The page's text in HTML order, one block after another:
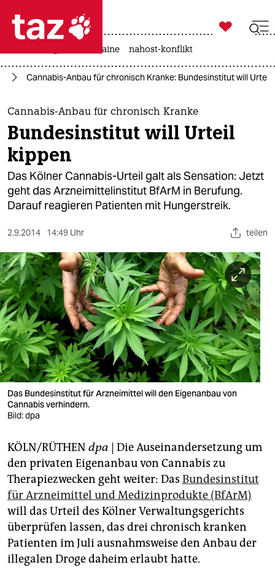
 taz zahl ich
taz zahl ich
themen
politik
öko
gesellschaft
sport
berlin
nord
wahrheit
verlag
verlag
veranstaltungen
fragen & hilfe
unterstützen
abo
genossenschaft
epaper login

taz zahl ich
krieg in der ukraine nahost-konflikt
Cannabis-Anbau für chronisch Kranke: Bundesinstitut will Urteil
Cannabis-Anbau für chronisch Kranke
Bundesinstitut will Urteil
kippen
Das Kölner Cannabis-Urteil galt als Sensation: Jetzt
geht das Arzneimittelinstitut BfArM in Berufung.
Darauf reagieren Patienten mit Hungerstreik.
2.9.2014 14:49 Uhr teilen
Das Bundesinstitut für Arzneimittel will den Eigenanbau von
Cannabis verhindern.
Bild: dpa
KÖLN/RÜTHEN dpa | Die Auseinandersetzung um
den privaten Eigenanbau von Cannabis zu
Therapiezwecken geht weiter: Das Bundesinstitut
für Arzneimittel und Medizinprodukte (BfArM)
will das Urteil des Kölner Verwaltungsgerichts
überprüfen lassen, das drei chronisch kranken
Patienten im Juli ausnahmsweise den Anbau der
illegalen Droge daheim erlaubt hatte.